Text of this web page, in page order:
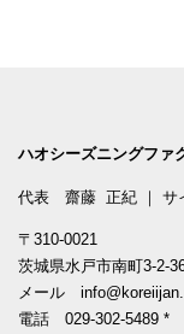
ハオシーズニングファ
代表 齋藤 正紀 ｜ サ
〒310-0021
茨城県水戸市南町3-2-
メール
電話 029-302-5489 *